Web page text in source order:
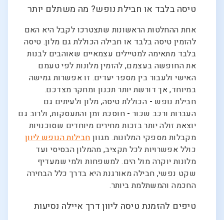
טיסה בלבד או חבילת נופש? מה משתלם יותר
אחת ההחלטות הראשונות שתצטרכו לקבל היא האם
להזמין טיסה בלבד או חבילה הכוללת גם מלון. טיסה
בלבד מתאימה למטיילים עצמאיים שאוהבים לבנות
את החופשה בעצמם, להזמין מלונות לפי טעמם
האישי ולעבור בין מספר יעדים. זו אפשרות גמישה
במיוחד, אך דורשת יותר תכנון ומחקר מצדכם.
חבילת נופש - הכוללת טיסה, מלון ולעיתים גם
העברות ורכב שכור - חוסכת זמן והתעסקות, ולרוב גם
יוצאת זולה יותר בזכות מחירים מיוחדים שסוכנויות
מקבלות מספקי המלונות. מגוון חבילות הנופש ליוון
כולל אפשרויות לכל תקציב, מהמלון הבסיסי ועד
מלונות יוקרה מול הים. למשפחות ולמי שמעדיף
שקט נפשי, חבילה מאורגנת היא בדרך כלל הבחירה
החכמה והמשתלמת ביותר.
טיפים להזמנת טיסה ליוון דרך איילה נסיעות